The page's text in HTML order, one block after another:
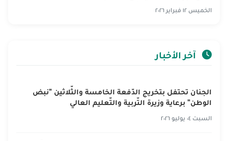
الخميس ١٢ فبراير ٢٠٢٦
آخر الأخبار
الجنان تحتفل بتخريج الدّفعة الخامسة والثّلاثين "نبض
الوطن" برعاية وزيرة التّربية والتّعليم العالي
السبت ٠٤ يوليو ٢٠٢٦